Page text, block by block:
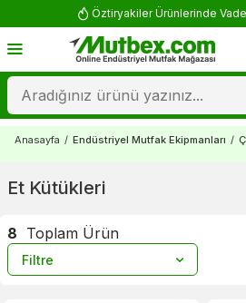
Öztiryakiler Ürünlerinde
Anasayfa / Endüstriyel Mutfak Ekipmanları /
Et Kütükleri
8 Toplam Ürün
Filtre